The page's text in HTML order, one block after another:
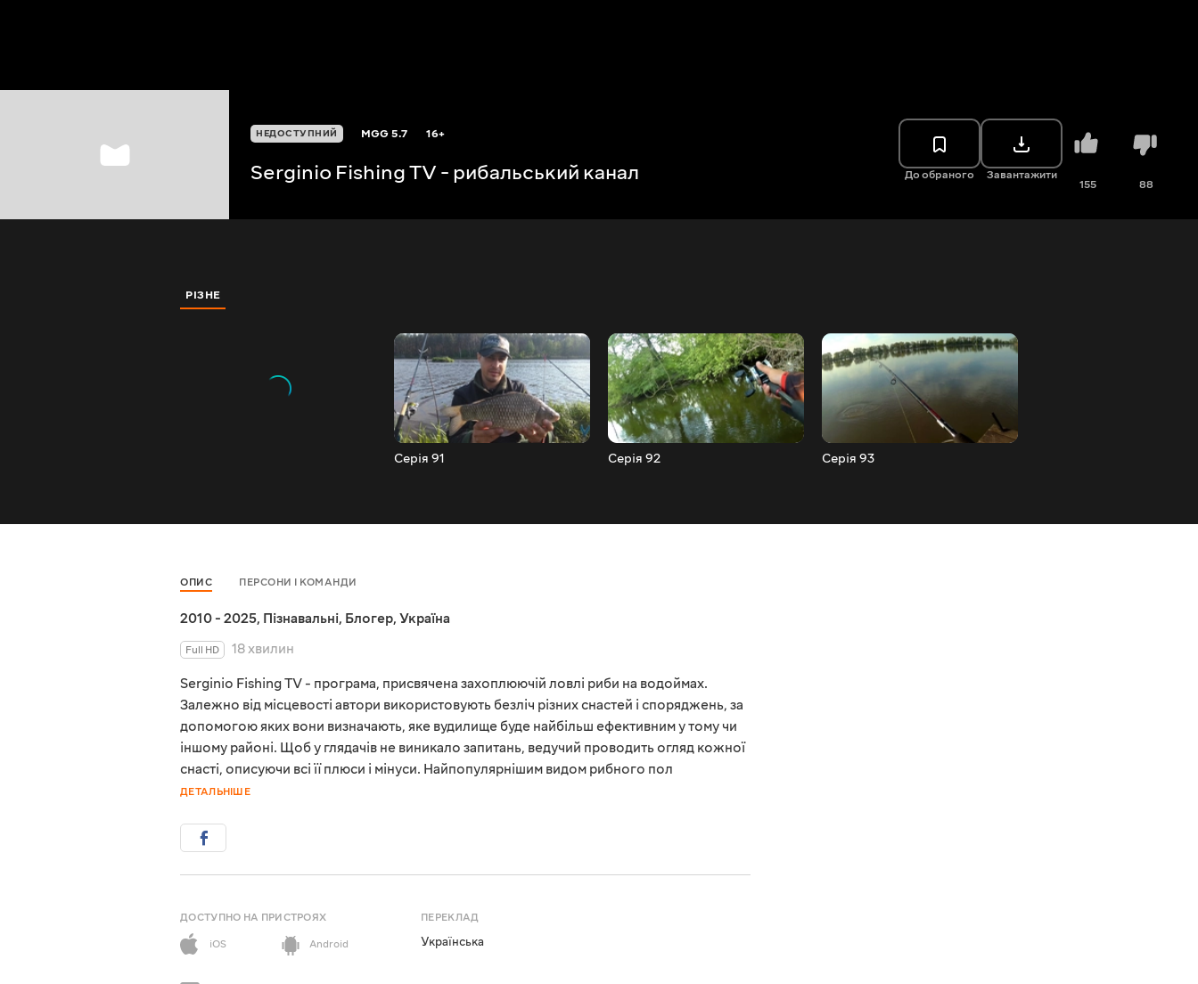
НЕДОСТУПНИЙ MGG5.7 16+
Serginio Fishing TV - рибальський канал До обраного Завантажити
155 88
РІЗНЕ
Серія 91 Серія 92 Серія 93
ОПИС ПЕРСОНИ І КОМАНДИ
2010 - 2025, Пізнавальні, Блогер, Україна
Full HD
18 хвилин
Serginio Fishing TV - програма, присвячена захоплюючій ловлі риби на водоймах.
Залежно від місцевості автори використовують безліч різних снастей і споряджень, за
допомогою яких вони визначають, яке вудилище буде найбільш ефективним у тому чи
іншому районі. Щоб у глядачів не виникало запитань, ведучий проводить огляд кожної
снасті, описуючи всі її плюси і мінуси. Найпопулярнішим видом рибного пол
ДЕТАЛЬНІШЕ
ДОСТУПНО НА ПРИСТРОЯХ
iOS
Android
ПЕРЕКЛАД
Українська